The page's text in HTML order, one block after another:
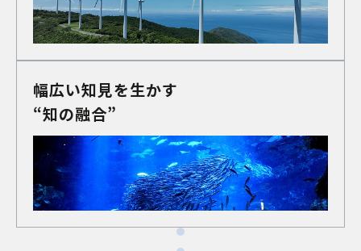
幅広い知見を生かす
“知の融合”